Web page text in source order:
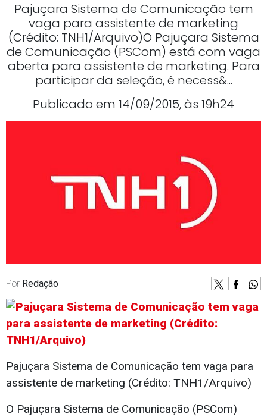
Pajuçara Sistema de Comunicação tem
vaga para assistente de marketing
(Crédito: TNH1/Arquivo)O Pajuçara Sistema
de Comunicação (PSCom) está com vaga
aberta para assistente de marketing. Para
participar da seleção, é necess&...
Publicado em 14/09/2015, às 19h24
Por Redação
Pajuçara Sistema de Comunicação tem vaga para
assistente de marketing (Crédito: TNH1/Arquivo)
O Pajuçara Sistema de Comunicação (PSCom)